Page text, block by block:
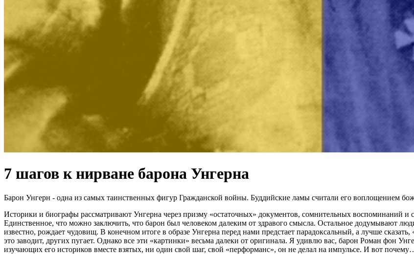
7 шагов к нирване барона Унгерна
Барон Унгерн - одна из самых таинственных фигур Гражданской войны. Буддийские ламы считали его воплощением
Историки и биографы рассматривают Унгерна через призму «остаточных» документов, сомнительных воспоминаний и
Единственное, что можно заключить, что барон был человеком далеким от здравого смысла. Остальное додумывают
известно, рождает чудовищ. В конечном итоге в образе Унгерна перед нами предстает парадоксальный, а лучше
это заводит, других пугает. Однако все эти «картинки» весьма далеки от оригинала. Я удивлю вас, барон Роман фон
изучающих его историков вместе взятых, ни один свой шаг, свой «перформанс», он не делал на импульсе. И вот